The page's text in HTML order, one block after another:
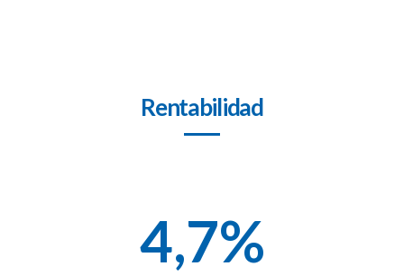
Rentabilidad
4,7%